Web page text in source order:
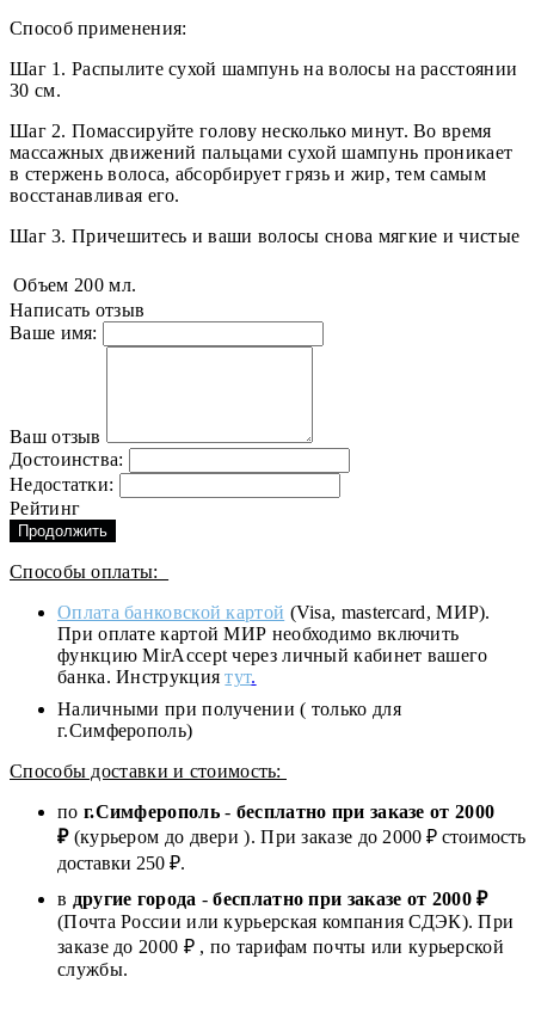
Способ применения:
Шаг 1. Распылите сухой шампунь на волосы на расстоянии
30 см.
Шаг 2. Помассируйте голову несколько минут. Во время
массажных движений пальцами сухой шампунь проникает
в стержень волоса, абсорбирует грязь и жир, тем самым
восстанавливая его.
Шаг 3. Причешитесь и ваши волосы снова мягкие и чистые
Объем 200 мл.
Написать отзыв
Ваше имя:
Ваш отзыв
Достоинства:
Недостатки:
Рейтинг
Продолжить
Способы оплаты:
Оплата банковской картой (Visa, mastercard, МИР).
При оплате картой МИР необходимо включить
функцию MirAccept через личный кабинет вашего
банка. Инструкциятут.
Наличными при получении ( только для
г.Симферополь)
Способы доставки и стоимость:
по г.Симферополь- бесплатно при заказе от 2000
₽(курьером до двери ). При заказе до 2000 ₽ стоимость
доставки 250 ₽.
в другие города -бесплатно при заказе от 2000 ₽
(Почта России или курьерская компания СДЭК). При
заказе до 2000 ₽ , по тарифам почты или курьерской
службы.